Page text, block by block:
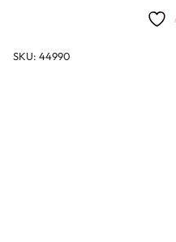
SKU: 44990